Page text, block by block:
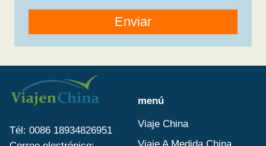
Enviar
Tél: 0086 18934826951
menú
Viaje China
Viaje A Medida China